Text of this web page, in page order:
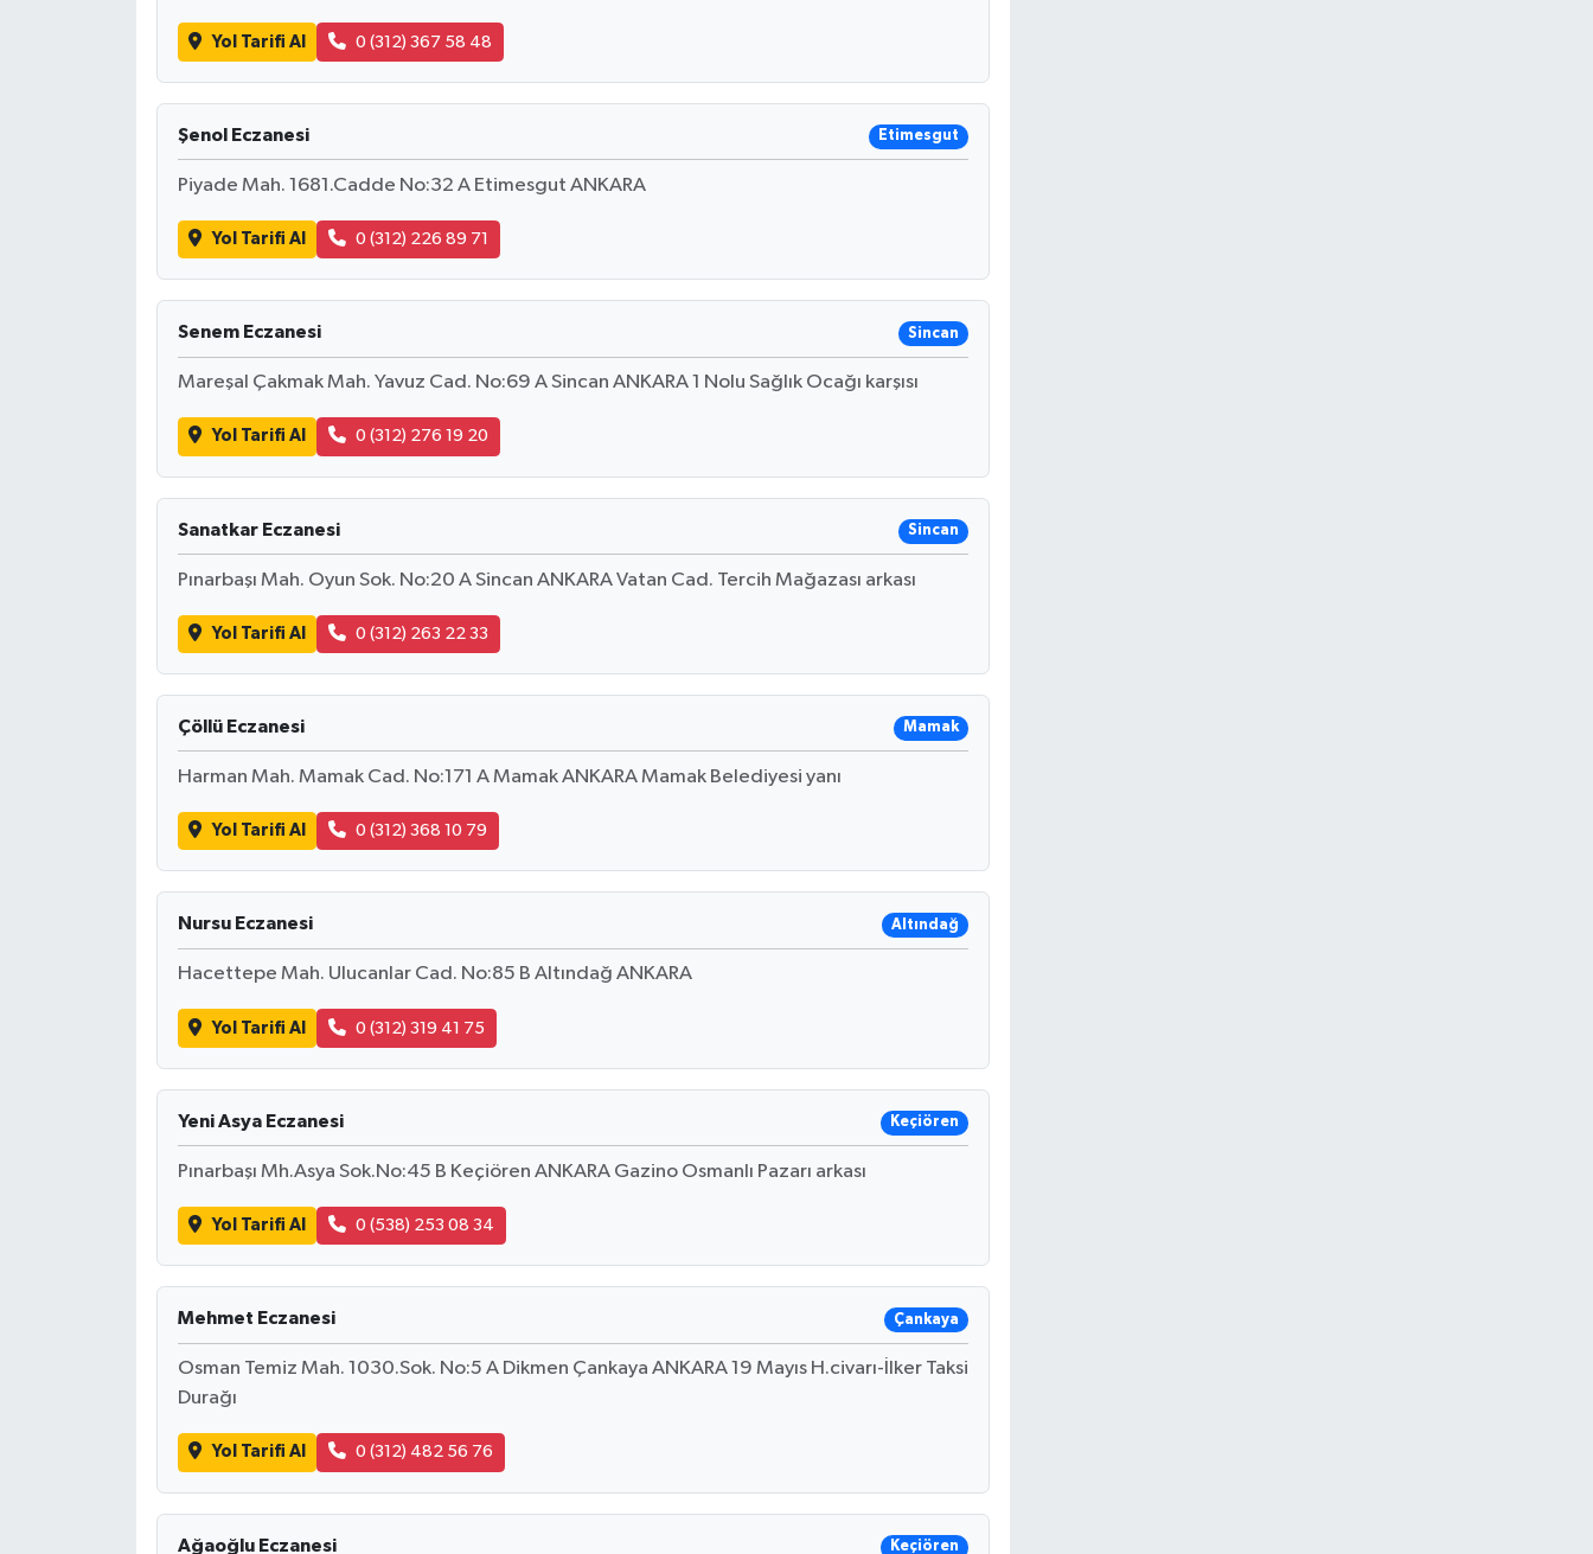
Yol Tarifi Al 0 (312) 367 58 48
Şenol Eczanesi Etimesgut
Piyade Mah. 1681.Cadde No:32 A Etimesgut ANKARA
Yol Tarifi Al 0 (312) 226 89 71
Senem Eczanesi Sincan
Mareşal Çakmak Mah. Yavuz Cad. No:69 A Sincan ANKARA 1 Nolu Sağlık Ocağı karşısı
Yol Tarifi Al 0 (312) 276 19 20
Sanatkar Eczanesi Sincan
Pınarbaşı Mah. Oyun Sok. No:20 A Sincan ANKARA Vatan Cad. Tercih Mağazası arkası
Yol Tarifi Al 0 (312) 263 22 33
Çöllü Eczanesi Mamak
Harman Mah. Mamak Cad. No:171 A Mamak ANKARA Mamak Belediyesi yanı
Yol Tarifi Al 0 (312) 368 10 79
Nursu Eczanesi Altındağ
Hacettepe Mah. Ulucanlar Cad. No:85 B Altındağ ANKARA
Yol Tarifi Al 0 (312) 319 41 75
Yeni Asya Eczanesi Keçiören
Pınarbaşı Mh.Asya Sok.No:45 B Keçiören ANKARA Gazino Osmanlı Pazarı arkası
Yol Tarifi Al 0 (538) 253 08 34
Mehmet Eczanesi Çankaya
Osman Temiz Mah. 1030.Sok. No:5 A Dikmen Çankaya ANKARA 19 Mayıs H.civarı-İlker Taksi
Durağı
Yol Tarifi Al 0 (312) 482 56 76
Ağaoğlu Eczanesi Keçiören